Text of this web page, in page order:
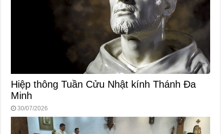
Hiệp thông Tuần Cửu Nhật kính Thánh Đa
Minh
30/07/2026